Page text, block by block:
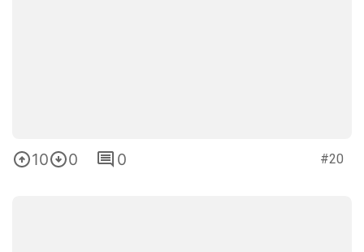
10 0 0 #20